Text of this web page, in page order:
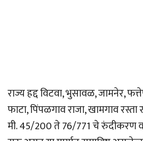
राज्य हद्द विटवा, भुसावळ, जामनेर,
फाटा, पिंपळगाव राजा, खामगाव रस्ता
मी. 45/200 ते 76/771 चे रुंदीकरण